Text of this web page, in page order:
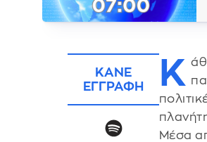
ΚΑΝΕ
ΕΓΓΡΑΦΗ
Κ
Μέσα